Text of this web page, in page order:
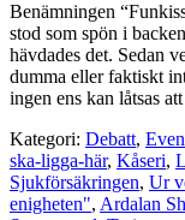
Benämningen
stod som spön i
hävdades det. Sedan
dumma eller faktiskt
ingen ens kan låtsas
Kategori: Debatt,
ska-ligga-här, Kåseri,
Sjukförsäkringen, Ur
enigheten", Ardalan